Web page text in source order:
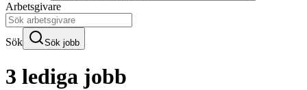
Arbetsgivare
Sök Sök jobb
3 lediga jobb